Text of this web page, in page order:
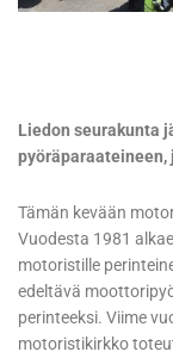
Liedon seurakunta
Tämän kevään
Vuodesta 1981
motoristille
edeltävä
perinteeksi. Viime
motoristikirkko